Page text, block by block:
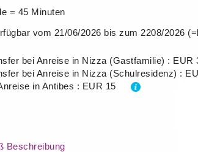
= 45 Minuten
vom 21/06/2026 bis zum 2208/2026
bei Anreise in Nizza (Gastfamilie) : EUR
bei Anreise in Nizza (Schulresidenz) :
in Antibes : EUR 15
Beschreibung